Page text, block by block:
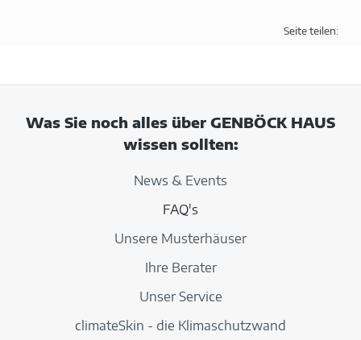
Seite teilen:
Was Sie noch alles über GENBÖCK HAUS
wissen sollten:
News & Events
FAQ's
Unsere Musterhäuser
Ihre Berater
Unser Service
climateSkin - die Klimaschutzwand